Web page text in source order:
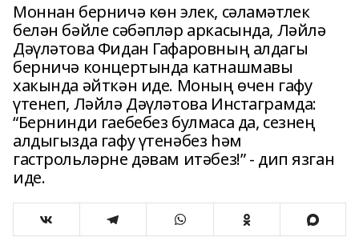
Моннан берничә көн элек, сәламәтлек
белән бәйле сәбәпләр аркасында, Ләйлә
Дәүләтова Фидан Гафаровның алдагы
берничә концертында катнашмавы
хакында әйткән иде. Моның өчен гафу
үтенеп, Ләйлә Дәүләтова Инстаграмда:
“Бернинди гаебебез булмаса да, сезнең
алдыгызда гафу үтенәбез һәм
гастрольләрне дәвам итәбез!” - дип язган
иде.